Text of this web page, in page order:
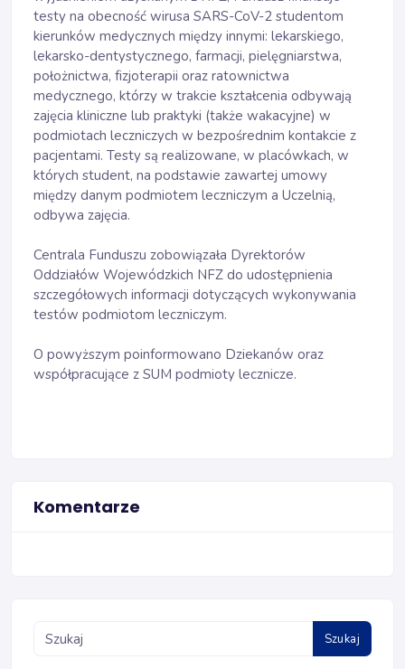
testy na obecność wirusa SARS-CoV-2 studentom
kierunków medycznych między innymi: lekarskiego,
lekarsko-dentystycznego, farmacji, pielęgniarstwa,
położnictwa, fizjoterapii oraz ratownictwa
medycznego, którzy w trakcie kształcenia odbywają
zajęcia kliniczne lub praktyki (także wakacyjne) w
podmiotach leczniczych w bezpośrednim kontakcie z
pacjentami. Testy są realizowane, w placówkach, w
których student, na podstawie zawartej umowy
między danym podmiotem leczniczym a Uczelnią,
odbywa zajęcia.
Centrala Funduszu zobowiązała Dyrektorów
Oddziałów Wojewódzkich NFZ do udostępnienia
szczegółowych informacji dotyczących wykonywania
testów podmiotom leczniczym.
O powyższym poinformowano Dziekanów oraz
współpracujące z SUM podmioty lecznicze.
Komentarze
Szukaj